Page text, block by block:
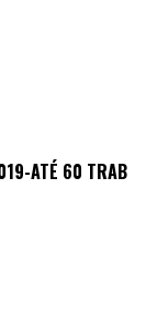
ATÉ 60 TRAB